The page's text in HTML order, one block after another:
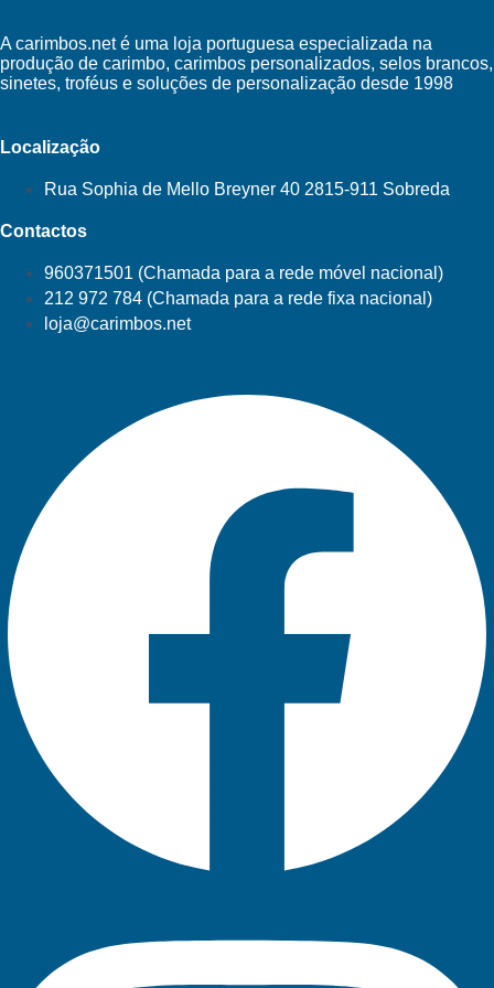
A carimbos.net é uma loja portuguesa especializada na
produção de carimbo, carimbos personalizados, selos brancos,
sinetes, troféus e soluções de personalização desde 1998
Localização
Rua Sophia de Mello Breyner 40 2815-911 Sobreda
Contactos
960371501 (Chamada para a rede móvel nacional)
212 972 784 (Chamada para a rede fixa nacional)
loja@carimbos.net